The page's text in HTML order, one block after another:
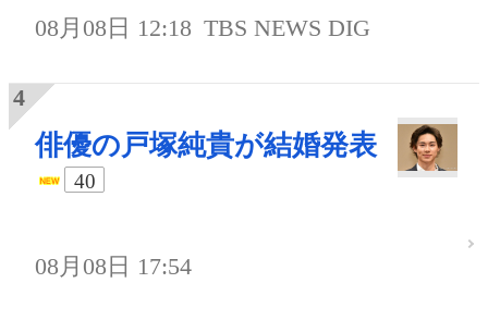
08月08日 12:18 TBS NEWS DIG
俳優の戸塚純貴が結婚発表
40
08月08日 17:54